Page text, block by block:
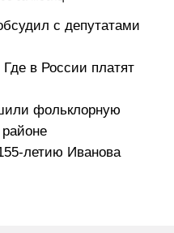
с депутатами
в России платят
фольклорную
летию Иванова